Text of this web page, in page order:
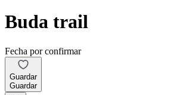
Buda trail
Fecha por confirmar
Guardar
Guardar